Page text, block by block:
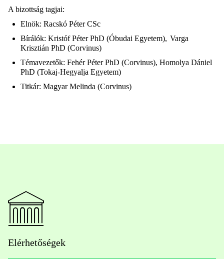
A bizottság tagjai:
Elnök: Racskó Péter CSc
Bírálók: Kristóf Péter PhD (Óbudai Egyetem), Varga
Krisztián PhD (Corvinus)
Témavezetők: Fehér Péter PhD (Corvinus), Homolya Dániel
PhD (Tokaj-Hegyalja Egyetem)
Titkár: Magyar Melinda (Corvinus)
Elérhetőségek